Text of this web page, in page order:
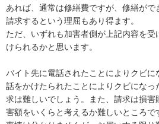
あれば、通常は修繕費ですが、修繕が
請求するという理屈もあり得ます。
ただ、いずれも加害者側が上記内容を
けられるかと思います。
バイト先に電話されたことによりクビ
話をかけたられたことによりクビにな
求は難しいでしょう。また、請求は損害
害額をいくらと考えるか難しいところで